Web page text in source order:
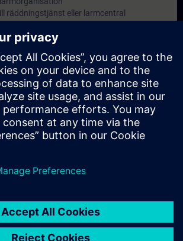
räddningstjänst eller larmcentral
kännedom om sitt ansvar samt god
på automatiska brandlarmanläggningar.